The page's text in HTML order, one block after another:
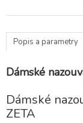
Popis a parametry
Dámské
Dámské
ZETA